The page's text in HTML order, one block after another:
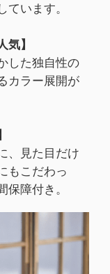
ています。
気】
した独自性の
カラー展開が
、見た目だけ
もこだわっ
保障付き。